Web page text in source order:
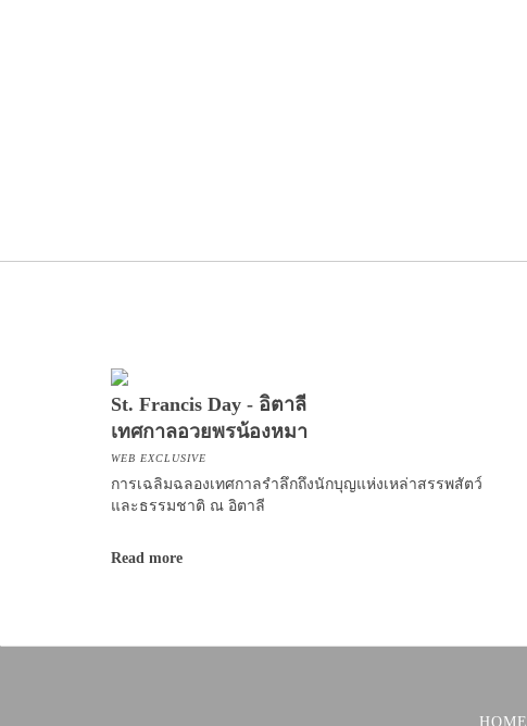
St. Francis Day - อิตาลี
เทศกาลอวยพรน้องหมา
WEB EXCLUSIVE
การเฉลิมฉลองเทศกาลรำลึกถึงนักบุญแห่งเหล่าสรรพสัตว์
และธรรมชาติ ณ อิตาลี
Read more
HOME